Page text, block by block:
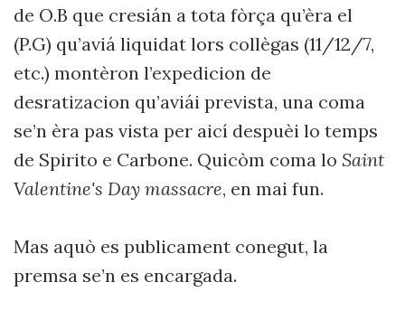
de O.B que cresián a tota fòrça qu’èra el
(P.G) qu’aviá liquidat lors collègas (11/12/7,
etc.) montèron l’expedicion de
desratizacion qu’aviái prevista, una coma
se’n èra pas vista per aicí despuèi lo temps
de Spirito e Carbone. Quicòm coma lo Saint
Valentine's Day massacre, en mai fun.
Mas aquò es publicament conegut, la
premsa se’n es encargada.